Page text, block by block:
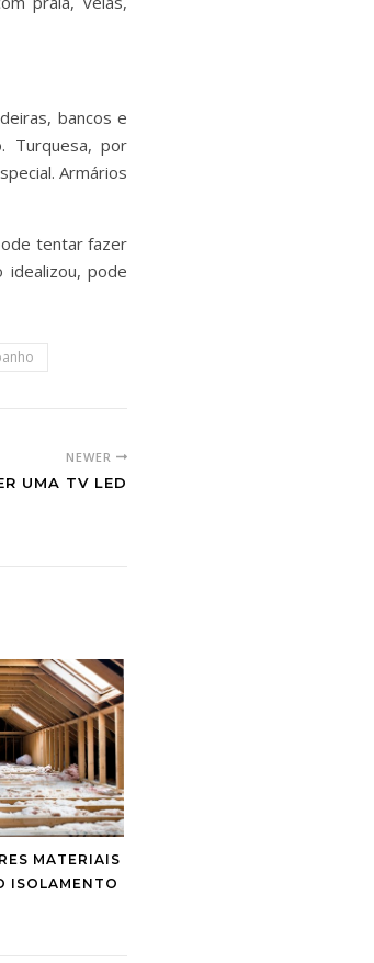
bancos e
Turquesa, por
Armários
tentar fazer
pode
NEWER
UMA TV LED
MATERIAIS
ISOLAMENTO